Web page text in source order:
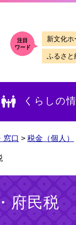
注目
ワード
新文化ホ
ふるさと
くらしの
窓口 > 税金（個人）
府民税